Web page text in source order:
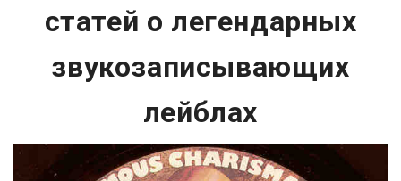
статей о легендарных
звукозаписывающих
лейблах